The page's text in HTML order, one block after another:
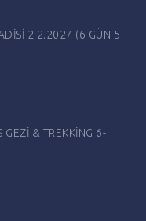
2.2.2027 (6 GÜN 5
& TREKKİNG 6-